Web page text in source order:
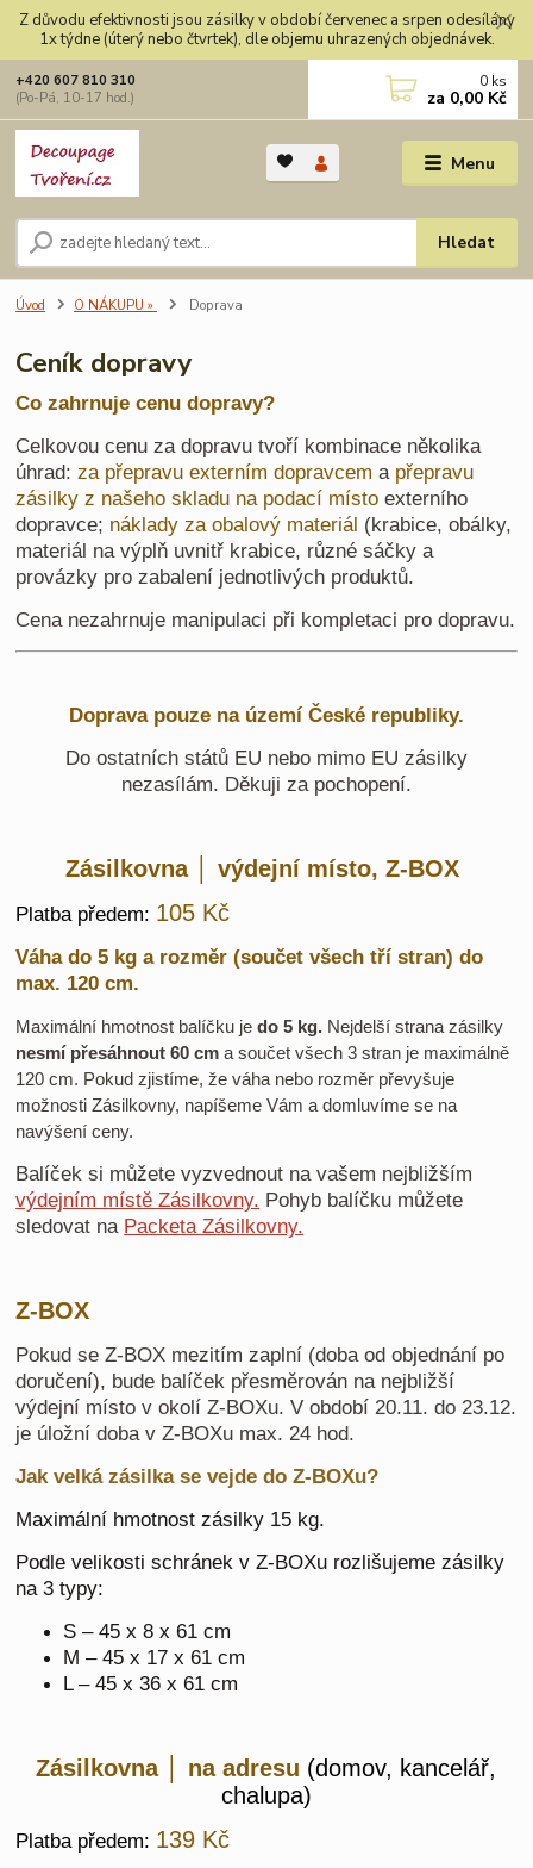
Z důvodu efektivnosti jsou zásilky v období červenec a srpen odesílány
1x týdne (úterý nebo čtvrtek), dle objemu uhrazených objednávek.
Menu
Hledat
+420 607 810 310
(Po-Pá, 10-17 hod.)
0 ks
za 0,00 Kč
Úvod O NÁKUPU » Doprava
Ceník dopravy
Co zahrnuje cenu dopravy?
Celkovou cenu za dopravu tvoří kombinace několika
úhrad:za přepravu externím dopravcem a přepravu
zásilky z našeho skladu na podací místo externího
dopravce; náklady za obalový materiál (krabice, obálky,
materiál na výplň uvnitř krabice, různé sáčky a
provázky pro zabalení jednotlivých produktů.
Cena nezahrnuje manipulaci při kompletaci pro dopravu.
Doprava pouze na území České republiky.
Do ostatních států EU nebo mimo EU zásilky
nezasílám. Děkuji za pochopení.
Zásilkovna │ výdejní místo, Z-BOX
Platba předem: 105 Kč
Váha do 5 kg a rozměr (součet všech tří stran) do
max. 120 cm.
Maximální hmotnost balíčku jedo 5 kg. Nejdelší strana zásilky
nesmí přesáhnout 60 cm a součet všech 3 stran je maximálně
120 cm. Pokud zjistíme, že váha nebo rozměr převyšuje
možnosti Zásilkovny, napíšeme Vám a domluvíme se na
navýšení ceny.
Balíček si můžete vyzvednout na vašem nejbližším
výdejním místě Zásilkovny. Pohyb balíčku můžete
sledovat na Packeta Zásilkovny.
Z-BOX
Pokud se Z-BOX mezitím zaplní (doba od objednání po
doručení), bude balíček přesměrován na nejbližší
výdejní místo v okolí Z-BOXu. V období 20.11. do 23.12.
je úložní doba v Z-BOXu max. 24 hod.
Jak velká zásilka se vejde do Z-BOXu?
Maximální hmotnost zásilky 15 kg.
Podle velikosti schránek v Z-BOXu rozlišujeme zásilky
na 3 typy:
S – 45 x 8 x 61 cm
M – 45 x 17 x 61 cm
L – 45 x 36 x 61 cm
Zásilkovna │ na adresu (domov, kancelář,
chalupa)
Platba předem: 139 Kč